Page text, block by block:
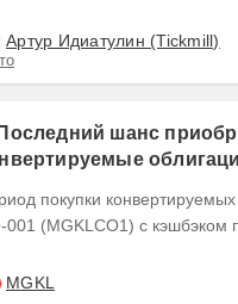
Артур Идиатулин (Tickmill)
Последний шанс
покупки
с кэшбэком подходит к концу.
MGKL